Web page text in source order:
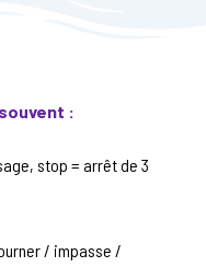
:
stop = arrêt de 3
/ impasse /